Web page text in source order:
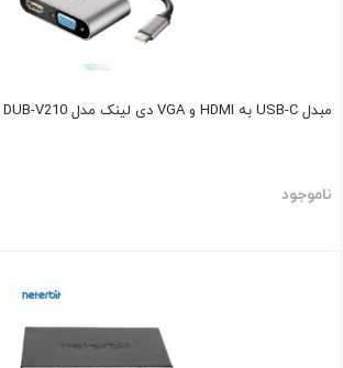
مبدل USB-C به HDMI و VGA دی لینک مدل DUB-V210
ناموجود